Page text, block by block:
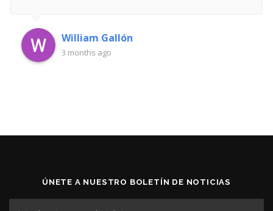
William Gallón
3 months ago
ÚNETE A NUESTRO BOLETÍN DE NOTICIAS